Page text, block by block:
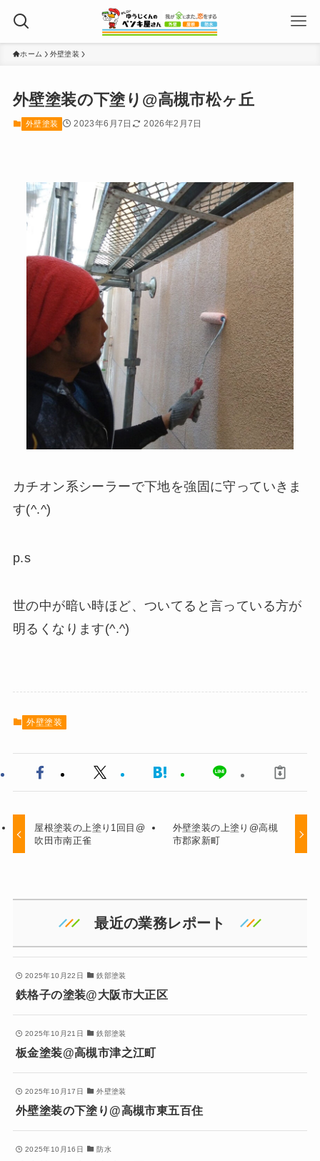
ホーム 外壁塗装
外壁塗装の下塗り@高槻市松ヶ丘
外壁塗装 2023年6月7日 2026年2月7日
カチオン系シーラーで下地を強固に守っていきま
す(^.^)
p.s
世の中が暗い時ほど、ついてると言っている方が
明るくなります(^.^)
外壁塗装
屋根塗装の上塗り1回目@
吹田市南正雀
外壁塗装の上塗り@高槻
市郡家新町
最近の業務レポート
2025年10月22日 鉄部塗装
鉄格子の塗装@大阪市大正区
2025年10月21日 鉄部塗装
板金塗装@高槻市津之江町
2025年10月17日 外壁塗装
外壁塗装の下塗り@高槻市東五百住
2025年10月16日 防水